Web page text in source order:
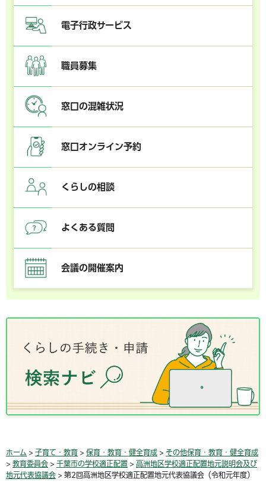
電子行政サービス
職員募集
窓口の混雑状況
窓口オンライン予約
くらしの相談
よくある質問
会議の開催案内
ホーム > 子育て・教育 > 保育・教育・健全育成 > その他保育・教育・健全育成
> 教育委員会 > 千葉市の学校適正配置 > 高洲地区学校適正配置地元説明会及び
地元代表協議会 > 第2回高洲地区学校適正配置地元代表協議会（令和元年度）